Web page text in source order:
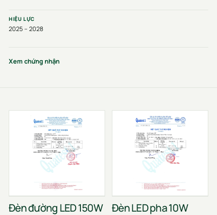
HIỆU LỰC
2025 – 2028
Xem chứng nhận
Đèn đường LED 150W Đèn LED pha 10W